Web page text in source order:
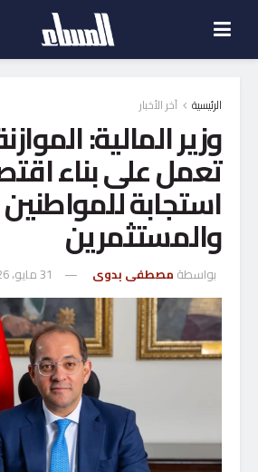
الرئيسية آخر الأخبار
وزير المالية:
تعمل على بناء
استجابة للمواطنين
والمستثمرين
بواسطة مصطفى بدوى 31 مايو، 2026